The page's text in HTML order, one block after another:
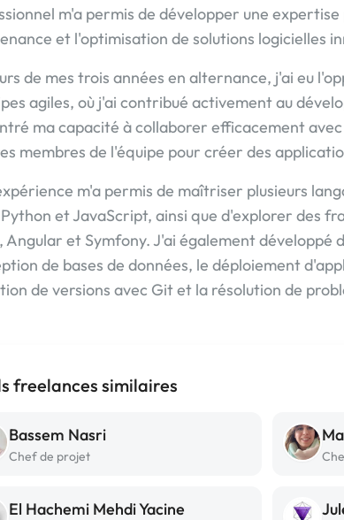
m'a permis de développer une
et l'optimisation de solutions logicielles
de mes trois années en alternance, j'ai eu
agiles, où j'ai contribué activement au
ma capacité à collaborer efficacement
membres de l'équipe pour créer des
m'a permis de maîtriser plusieurs
et JavaScript, ainsi que d'explorer des
Angular et Symfony. J'ai également développé
de bases de données, le déploiement
de versions avec Git et la résolution de
freelances similaires
Bassem Nasri
Chef de projet
El Hachemi Mehdi Yacine